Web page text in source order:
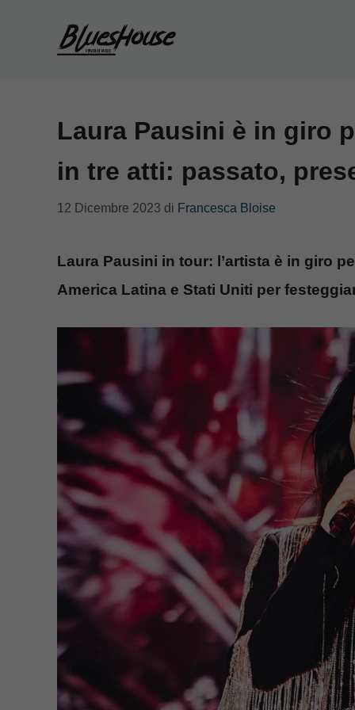
Laura Pausini è in giro
in tre atti: passato,
12 Dicembre 2023 di Francesca Bloise
Laura Pausini in tour: l’artista è in giro
America Latina e Stati Uniti per